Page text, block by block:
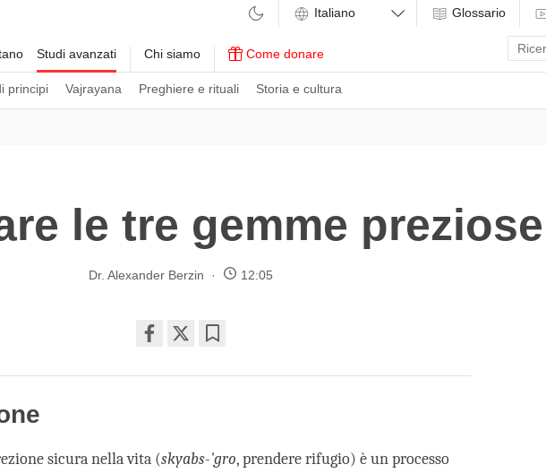
Studi avanzati
principi Vajrayana Preghiere e rituali Storia e cultura
Chi siamo Come donare
Glossario
Enter
search
term
le tre gemme preziose
Dr. Alexander Berzin 12:05
on
sicura nella vita (skyabs-'gro, prendere rifugio) è un processo